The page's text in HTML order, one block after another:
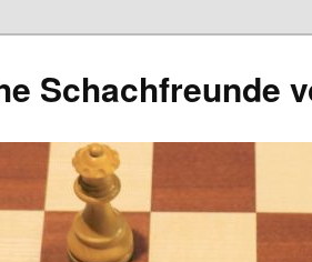
Schachfreunde